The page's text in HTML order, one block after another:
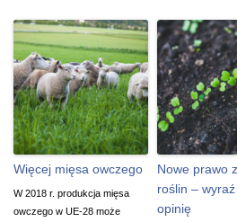
Więcej mięsa owczego
W 2018 r. produkcja mięsa
owczego w UE-28 może
Nowe prawo
roślin –
opinię